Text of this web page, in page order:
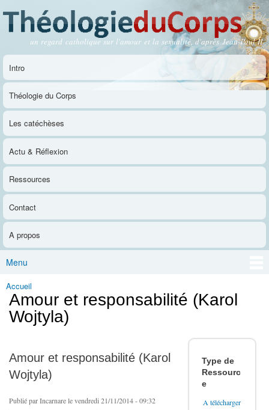
contenu
principal
Théologie du Corps
un regard catholique sur l'amour et la sexualité, d'après Jean-Paul II
Menu principal
Intro
Théologie du Corps
Les catéchèses
Actu & Réflexion
Ressources
Contact
A propos
Menu
Vous êtes ici
Accueil
Amour et responsabilité (Karol
Wojtyla)
Amour et responsabilité (Karol
Wojtyla)
Publié parIncarnarele vendredi 21/11/2014 - 09:32
Type de
Ressourc
e
A télécharger